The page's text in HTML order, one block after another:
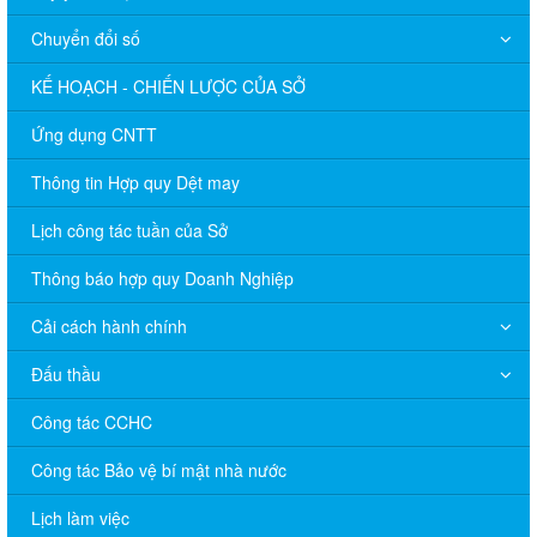
Chuyển đổi số
KẾ HOẠCH - CHIẾN LƯỢC CỦA SỞ
Ứng dụng CNTT
Thông tin Hợp quy Dệt may
Lịch công tác tuần của Sở
Thông báo hợp quy Doanh Nghiệp
Cải cách hành chính
Đấu thầu
Công tác CCHC
Công tác Bảo vệ bí mật nhà nước
Lịch làm việc